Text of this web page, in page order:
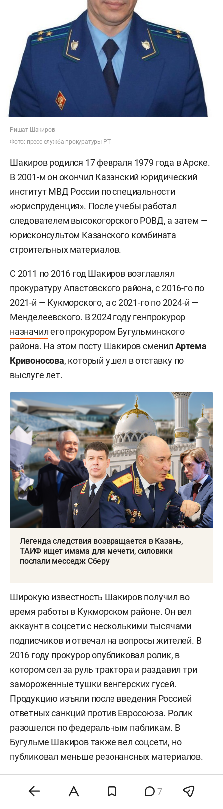
Ришат Шакиров
Фото: пресс-служба прокуратуры РТ
Шакиров родился 17 февраля 1979 года в Арске.
В 2001-м он окончил Казанский юридический
институт МВД России по специальности
«юриспруденция». После учебы работал
следователем высокогорского РОВД, а затем —
юрисконсультом Казанского комбината
строительных материалов.
С 2011 по 2016 год Шакиров возглавлял
прокуратуру Апастовского района, с 2016-го по
2021-й — Кукморского, а с 2021-го по 2024-й —
Менделеевского. В 2024 году генпрокурор
назначилего прокурором Бугульминского
района. На этом посту Шакиров сменил Артема
Кривоносова, который ушел в отставку по
выслуге лет.
Легенда следствия возвращается в Казань,
ТАИФ ищет имама для мечети, силовики
послали месседж Сберу
Широкую известность Шакиров получил во
время работы в Кукморском районе. Он вел
аккаунт в соцсети с несколькими тысячами
подписчиков и отвечал на вопросы жителей. В
2016 году прокурор опубликовал ролик, в
котором сел за руль трактора и раздавил три
замороженные тушки венгерских гусей.
Продукцию изъяли после введения Россией
ответных санкций против Евросоюза. Ролик
разошелся по федеральным пабликам. В
Бугульме Шакиров также вел соцсети, но
публиковал меньше резонансных материалов.
отставки и назначения 7